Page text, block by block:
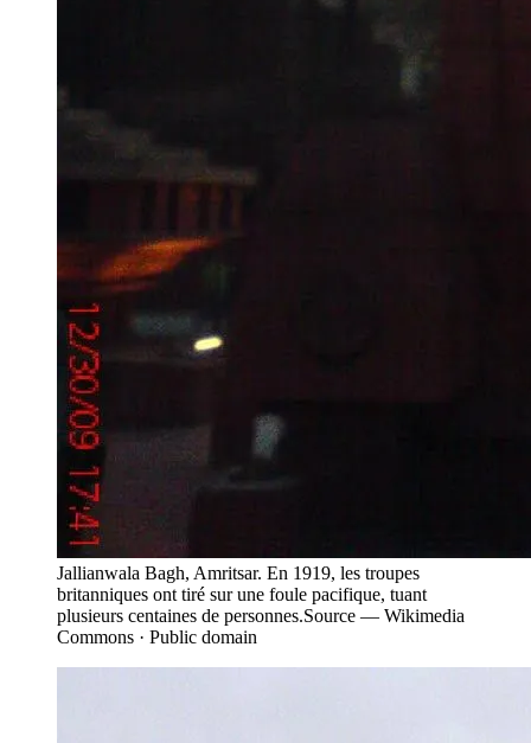
Jallianwala Bagh, Amritsar. En 1919, les troupes
britanniques ont tiré sur une foule pacifique, tuant
plusieurs centaines de personnes.Source — Wikimedia
Commons · Public domain